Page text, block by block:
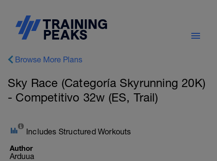
Browse More Plans
Sky Race (Categoría Skyrunning 20K)
- Competitivo 32w (ES, Trail)
Includes Structured Workouts
Author
Arduua